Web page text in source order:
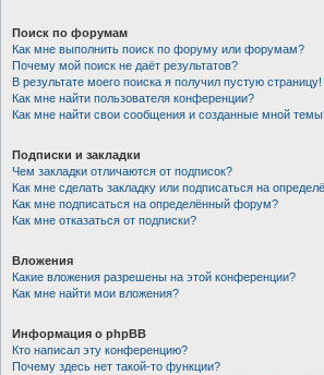
Поиск по форумам
Как мне выполнить поиск по форуму или форумам?
Почему мой поиск не даёт результатов?
В результате моего поиска я получил пустую страницу!
Как мне найти пользователя конференции?
Как мне найти свои сообщения и созданные мной
Подписки и закладки
Чем закладки отличаются от подписок?
Как мне сделать закладку или подписаться на
Как мне подписаться на определённый форум?
Как мне отказаться от подписки?
Вложения
Какие вложения разрешены на этой конференции?
Как мне найти мои вложения?
Информация о phpBB
Кто написал эту конференцию?
Почему здесь нет такой-то функции?